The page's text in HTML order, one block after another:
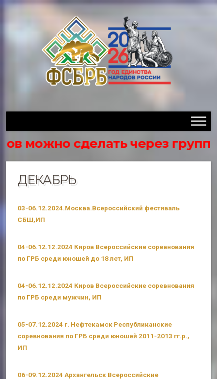
можно сделать через группу
ДЕКАБРЬ
03-06.12.2024.Москва.Всероссийский фестиваль
СБШ,ИП
04-06.12.12.2024 Киров Всероссийские соревнования
по ГРБ среди юношей до 18 лет, ИП
04-06.12.12.2024 Киров Всероссийские соревнования
по ГРБ среди мужчин, ИП
05-07.12.2024 г. Нефтекамск Республиканские
соревнования по ГРБ среди юношей 2011-2013 гг.р.,
ИП
06-09.12.2024 Архангельск Всероссийские